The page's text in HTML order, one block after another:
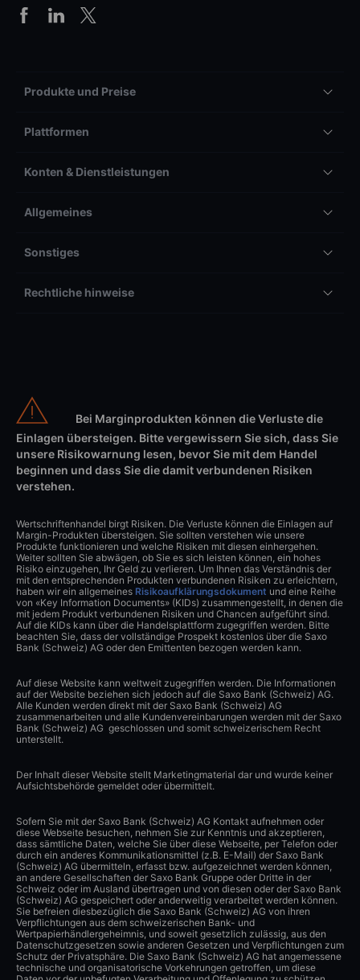
Produkte und Preise
Plattformen
Konten & Dienstleistungen
Allgemeines
Sonstiges
Rechtliche hinweise
Bei Marginprodukten können die Verluste die
Einlagen übersteigen. Bitte vergewissern Sie sich, dass Sie
unsere Risikowarnung lesen, bevor Sie mit dem Handel
beginnen und dass Sie die damit verbundenen Risiken
verstehen.
Wertschriftenhandel birgt Risiken. Die Verluste können die Einlagen auf
Margin-Produkten übersteigen. Sie sollten verstehen wie unsere
Produkte funktionieren und welche Risiken mit diesen einhergehen.
Weiter sollten Sie abwägen, ob Sie es sich leisten können, ein hohes
Risiko einzugehen, Ihr Geld zu verlieren. Um Ihnen das Verständnis der
mit den entsprechenden Produkten verbundenen Risiken zu erleichtern,
haben wir ein allgemeines Risikoaufklärungsdokument und eine Reihe
von «Key Information Documents» (KIDs) zusammengestellt, in denen die
mit jedem Produkt verbundenen Risiken und Chancen aufgeführt sind.
Auf die KIDs kann über die Handelsplattform zugegriffen werden. Bitte
beachten Sie, dass der vollständige Prospekt kostenlos über die Saxo
Bank (Schweiz) AG oder den Emittenten bezogen werden kann.
Auf diese Website kann weltweit zugegriffen werden. Die Informationen
auf der Website beziehen sich jedoch auf die Saxo Bank (Schweiz) AG.
Alle Kunden werden direkt mit der Saxo Bank (Schweiz) AG
zusammenarbeiten und alle Kundenvereinbarungen werden mit der Saxo
Bank (Schweiz) AG geschlossen und somit schweizerischem Recht
unterstellt.
Der Inhalt dieser Website stellt Marketingmaterial dar und wurde keiner
Aufsichtsbehörde gemeldet oder übermittelt.
Sofern Sie mit der Saxo Bank (Schweiz) AG Kontakt aufnehmen oder
diese Webseite besuchen, nehmen Sie zur Kenntnis und akzeptieren,
dass sämtliche Daten, welche Sie über diese Webseite, per Telefon oder
durch ein anderes Kommunikationsmittel (z.B. E-Mail) der Saxo Bank
(Schweiz) AG übermitteln, erfasst bzw. aufgezeichnet werden können,
an andere Gesellschaften der Saxo Bank Gruppe oder Dritte in der
Schweiz oder im Ausland übertragen und von diesen oder der Saxo Bank
(Schweiz) AG gespeichert oder anderweitig verarbeitet werden können.
Sie befreien diesbezüglich die Saxo Bank (Schweiz) AG von ihren
Verpflichtungen aus dem schweizerischen Bank- und
Wertpapierhändlergeheimnis, und soweit gesetzlich zulässig, aus den
Datenschutzgesetzen sowie anderen Gesetzen und Verpflichtungen zum
Schutz der Privatsphäre. Die Saxo Bank (Schweiz) AG hat angemessene
technische und organisatorische Vorkehrungen getroffen, um diese